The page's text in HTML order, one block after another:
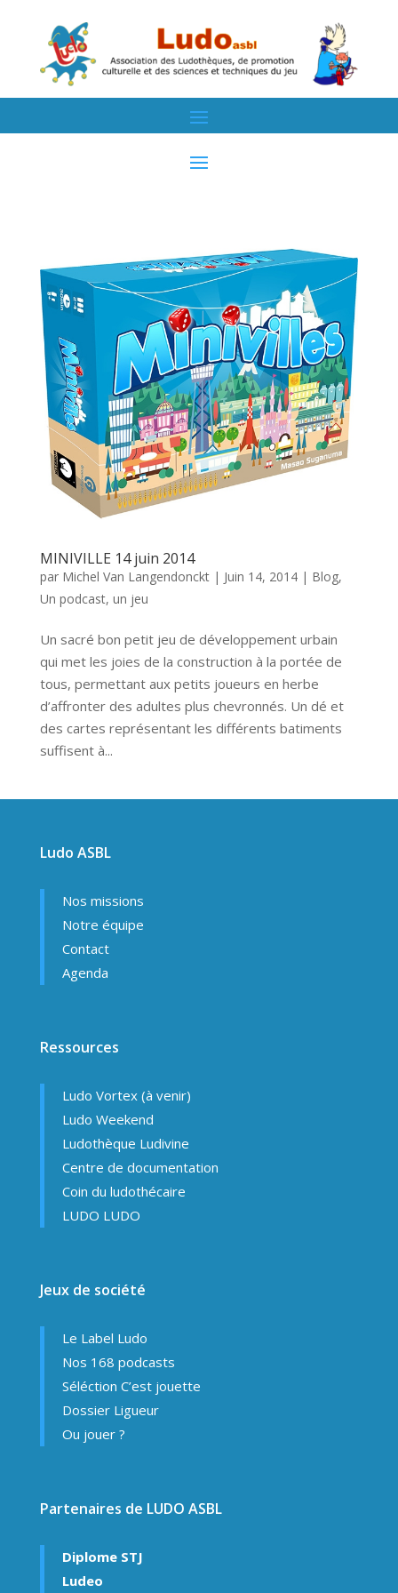
MINIVILLE 14 juin 2014
par Michel Van Langendonckt| Juin 14, 2014| Blog,
Un podcast, un jeu
Un sacré bon petit jeu de développement urbain
qui met les joies de la construction à la portée de
tous, permettant aux petits joueurs en herbe
d’affronter des adultes plus chevronnés. Un dé et
des cartes représentant les différents batiments
suffisent à...
Ludo ASBL
Nos missions
Notre équipe
Contact
Agenda
Ressources
Ludo Vortex (à venir)
Ludo Weekend
Ludothèque Ludivine
Centre de documentation
Coin du ludothécaire
LUDO LUDO
Jeux de société
Le Label Ludo
Nos 168 podcasts
Séléction C’est jouette
Dossier Ligueur
Ou jouer ?
Partenaires de LUDO ASBL
Diplome STJ
Ludeo